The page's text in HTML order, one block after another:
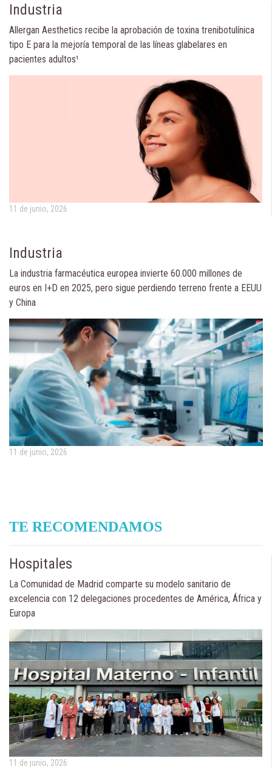
Industria
Allergan Aesthetics recibe la aprobación de toxina trenibotulínica
tipo E para la mejoría temporal de las líneas glabelares en
pacientes adultos¹
11 de junio, 2026
Industria
La industria farmacéutica europea invierte 60.000 millones de
euros en I+D en 2025, pero sigue perdiendo terreno frente a EEUU
y China
11 de junio, 2026
TE RECOMENDAMOS
Hospitales
La Comunidad de Madrid comparte su modelo sanitario de
excelencia con 12 delegaciones procedentes de América, África y
Europa
11 de junio, 2026